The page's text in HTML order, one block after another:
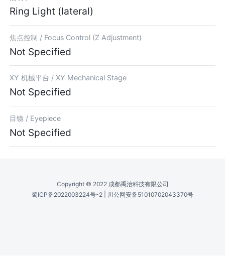
Ring Light (lateral)
焦点控制 / Focus Control (Z Adjustment)
Not Specified
XY 机械平台 /XY Mechanical Stage
Not Specified
目镜 / Eyepiece
Not Specified
Copyright © 2022 成都禹治科技有限公司
蜀ICP备2022003224号-2
川公网安备51010702043370号